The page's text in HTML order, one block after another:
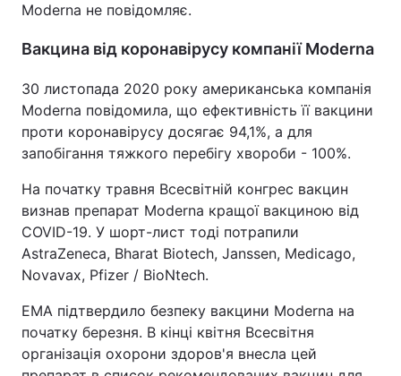
Moderna не повідомляє.
Вакцина від коронавірусу компанії Moderna
30 листопада 2020 року американська компанія
Moderna повідомила, що ефективність її вакцини
проти коронавірусу досягає 94,1%, а для
запобігання тяжкого перебігу хвороби - 100%.
На початку травня Всесвітній конгрес вакцин
визнав препарат Moderna кращої вакциною від
COVID-19. У шорт-лист тоді потрапили
AstraZeneca, Bharat Biotech, Janssen, Medicago,
Novavax, Pfizer / BioNtech.
ЕМА підтвердило безпеку вакцини Moderna на
початку березня. В кінці квітня Всесвітня
організація охорони здоров'я внесла цей